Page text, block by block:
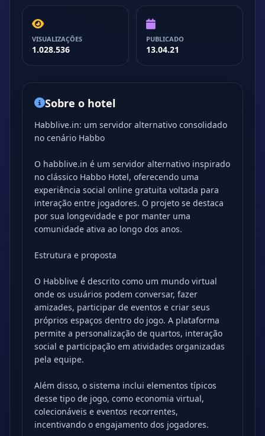
VISUALIZAÇÕES
1.028.536
PUBLICADO
13.04.21
Sobre o hotel
Habblive.in: um servidor alternativo consolidado
no cenário Habbo
O habblive.in é um servidor alternativo inspirado
no clássico Habbo Hotel, oferecendo uma
experiência social online gratuita voltada para
interação entre jogadores. O projeto se destaca
por sua longevidade e por manter uma
comunidade ativa ao longo dos anos.
Estrutura e proposta
O Habblive é descrito como um mundo virtual
onde os usuários podem conversar, fazer
amizades, participar de eventos e criar seus
próprios espaços dentro do jogo. A plataforma
permite a personalização de quartos, interação
social e participação em atividades organizadas
pela equipe.
Além disso, o sistema inclui elementos típicos
desse tipo de jogo, como economia virtual,
colecionáveis e eventos recorrentes,
incentivando o engajamento dos jogadores.